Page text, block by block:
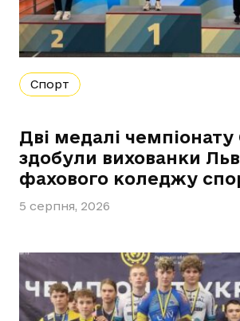
Спорт
Дві медалі
здобули вихованки
фахового коледжу
5 серпня, 2026